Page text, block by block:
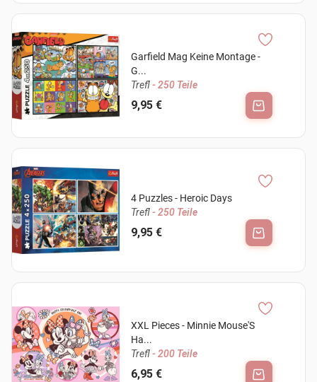
Garfield Mag Keine Montage -
G...
Trefl- 250 Teile
9,95 €
4 Puzzles - Heroic Days
Trefl- 250 Teile
9,95 €
XXL Pieces - Minnie Mouse'S
Ha...
Trefl- 200 Teile
6,95 €